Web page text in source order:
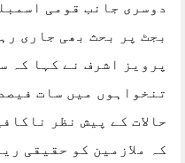
دوسری جانب قومی
بجٹ پر بحث بھی جاری
پرویز اشرف نے کہا کہ
تنخواہوں میں سات
حالات کے پیش نظر
کہ ملازمین کو حقیقی